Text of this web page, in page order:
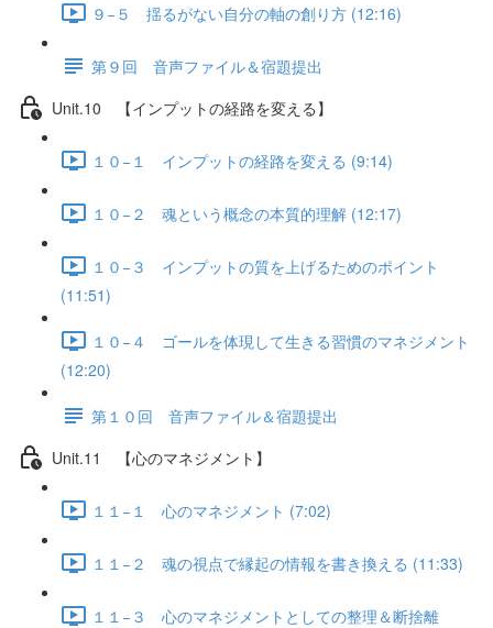
９−５ 揺るがない自分の軸の創り方 (12:16)
第９回 音声ファイル＆宿題提出
Unit.10 【インプットの経路を変える】
１０−１ インプットの経路を変える (9:14)
１０−２ 魂という概念の本質的理解 (12:17)
１０−３ インプットの質を上げるためのポイント
(11:51)
１０−４ ゴールを体現して生きる習慣のマネジメント
(12:20)
第１０回 音声ファイル＆宿題提出
Unit.11 【心のマネジメント】
１１−１ 心のマネジメント (7:02)
１１−２ 魂の視点で縁起の情報を書き換える (11:33)
１１−３ 心のマネジメントとしての整理＆断捨離